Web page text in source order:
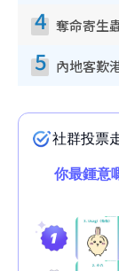
4
5